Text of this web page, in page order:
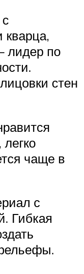
лидер по
стен
чаще в
с
Гибкая